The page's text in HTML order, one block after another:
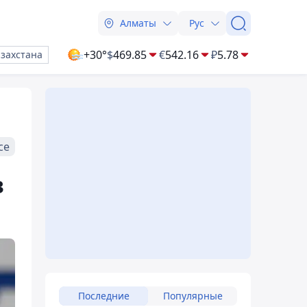
Алматы Рус
+30°$469.85 €542.16 ₽5.78
Последние Популярные